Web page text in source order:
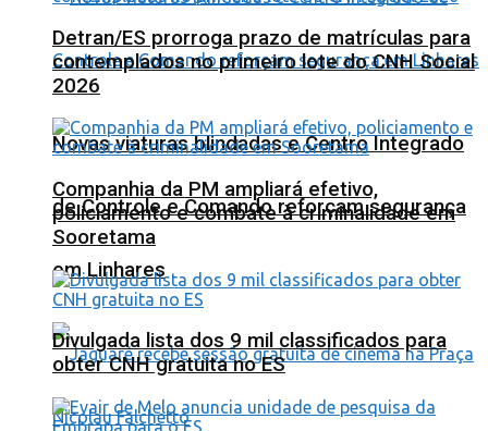
Novas viaturas blindadas e Centro Integrado
de Controle e Comando reforçam segurança
em Linhares
Detran/ES prorroga prazo de matrículas para
contemplados no primeiro lote do CNH Social
2026
Companhia da PM ampliará efetivo,
policiamento e combate à criminalidade em
Sooretama
Divulgada lista dos 9 mil classificados para
obter CNH gratuita no ES